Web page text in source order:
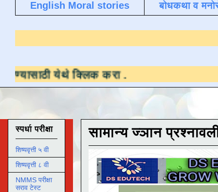
English Moral stories
बोधकथा व
क्लिक करा.
सामान्य ज्ञान
स्पर्धा परीक्षा
शिष्यवृत्ती ५ वी
शिष्यवृत्ती ८ वी
NMMS परीक्षा
सराव टेस्ट